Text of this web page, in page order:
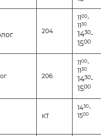
204
1100-
1130
1430-
1500
206
1100-
1130
1430-
1500
КТ
1430-
1500